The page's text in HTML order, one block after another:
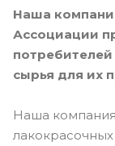
Наша
Ассоциации
сырья для их
Наша компания